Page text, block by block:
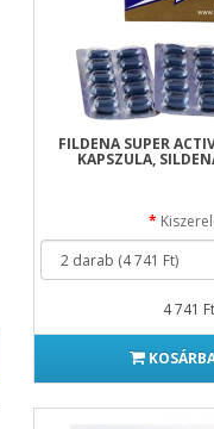
FILDENA SUPER
KAPSZULA,
4 741 Ft